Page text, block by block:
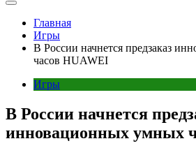
Главная
Игры
В России начнется предзаказ
часов HUAWEI
Игры
В России начнется
инновационных умных